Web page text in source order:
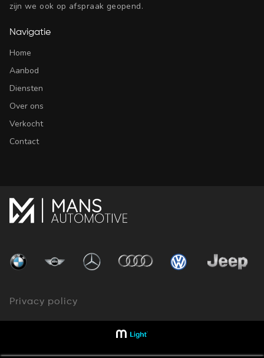
zijn we ook op afspraak geopend.
Navigatie
Home
Aanbod
Diensten
Over ons
Verkocht
Contact
Privacy policy